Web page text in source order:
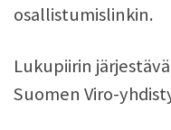
osallistumislinkin.
Lukupiirin
Suomen Viro-